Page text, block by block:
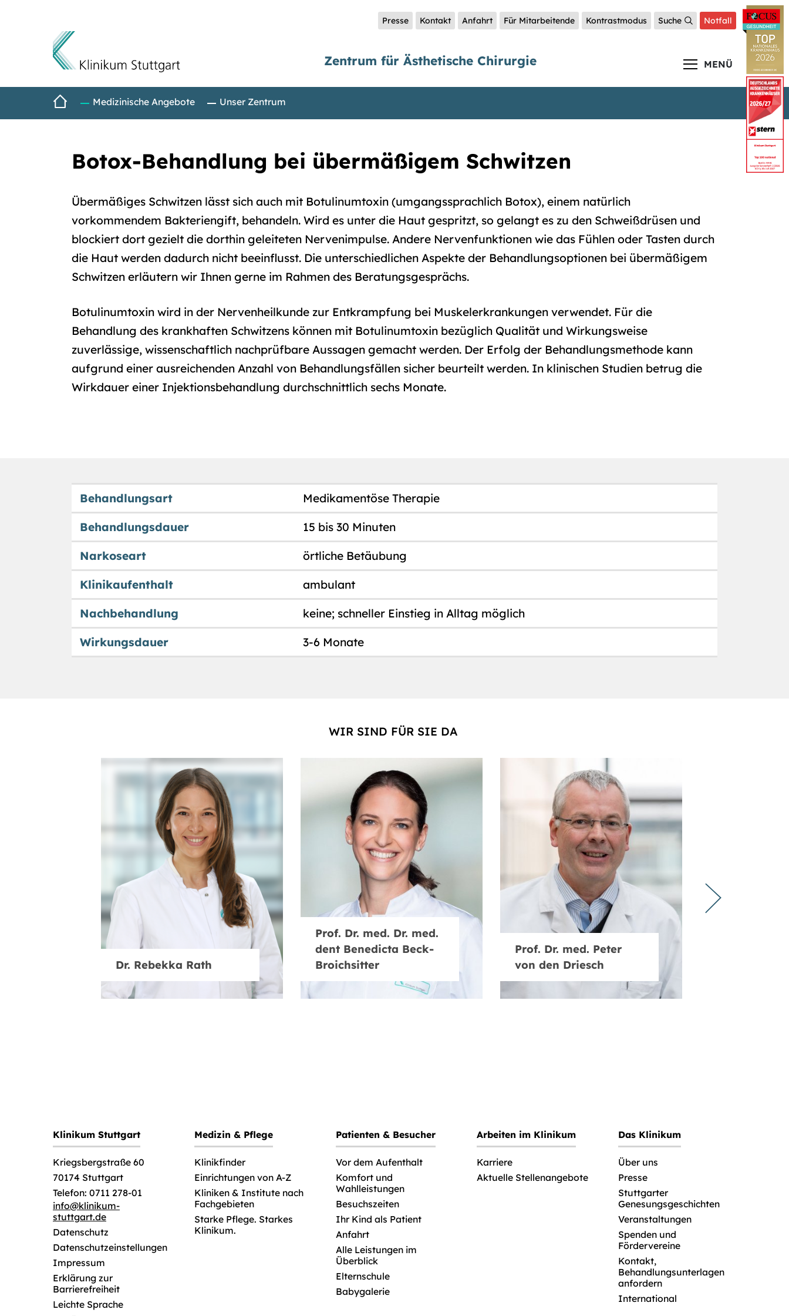
Direkt zum Inhalt
Presse Kontakt Anfahrt Für Mitarbeitende Kontrastmodus Suche Notfall
Zentrum für Ästhetische Chirurgie MENÜ
StartseiteMedizinische Angebote Unser Zentrum
Botox-Behandlung bei übermäßigem Schwitzen
Übermäßiges Schwitzen lässt sich auch mit Botulinumtoxin (umgangssprachlich Botox), einem natürlich
vorkommendem Bakteriengift, behandeln. Wird es unter die Haut gespritzt, so gelangt es zu den Schweißdrüsen und
blockiert dort gezielt die dorthin geleiteten Nervenimpulse. Andere Nervenfunktionen wie das Fühlen oder Tasten durch
die Haut werden dadurch nicht beeinflusst. Die unterschiedlichen Aspekte der Behandlungsoptionen bei übermäßigem
Schwitzen erläutern wir Ihnen gerne im Rahmen des Beratungsgesprächs.
Botulinumtoxin wird in der Nervenheilkunde zur Entkrampfung bei Muskelerkrankungen verwendet. Für die
Behandlung des krankhaften Schwitzens können mit Botulinumtoxin bezüglich Qualität und Wirkungsweise
zuverlässige, wissenschaftlich nachprüfbare Aussagen gemacht werden. Der Erfolg der Behandlungsmethode kann
aufgrund einer ausreichenden Anzahl von Behandlungsfällen sicher beurteilt werden. In klinischen Studien betrug die
Wirkdauer einer Injektionsbehandlung durchschnittlich sechs Monate.
Behandlungsart Medikamentöse Therapie
Behandlungsdauer 15 bis 30 Minuten
Narkoseart örtliche Betäubung
Klinikaufenthalt ambulant
Nachbehandlung keine; schneller Einstieg in Alltag möglich
Wirkungsdauer 3-6 Monate
WIR SIND FÜR SIE DA
Dr. Rebekka Rath
Prof. Dr. med. Dr. med.
dent Benedicta Beck-
Broichsitter
Prof. Dr. med. Peter
von den Driesch
Klinikum Stuttgart
Kriegsbergstraße 60
70174 Stuttgart
Telefon: 0711 278-01
info@klinikum-
stuttgart.de
Datenschutz
Datenschutzeinstellungen
Impressum
Erklärung zur
Barrierefreiheit
Leichte Sprache
Medizin & Pflege
Klinikfinder
Einrichtungen von A-Z
Kliniken & Institute nach
Fachgebieten
Starke Pflege. Starkes
Klinikum.
Patienten & Besucher
Vor dem Aufenthalt
Komfort und
Wahlleistungen
Besuchszeiten
Ihr Kind als Patient
Anfahrt
Alle Leistungen im
Überblick
Elternschule
Babygalerie
Arbeiten im Klinikum
Karriere
Aktuelle Stellenangebote
Das Klinikum
Über uns
Presse
Stuttgarter
Genesungsgeschichten
Veranstaltungen
Spenden und
Fördervereine
Kontakt,
Behandlungsunterlagen
anfordern
International